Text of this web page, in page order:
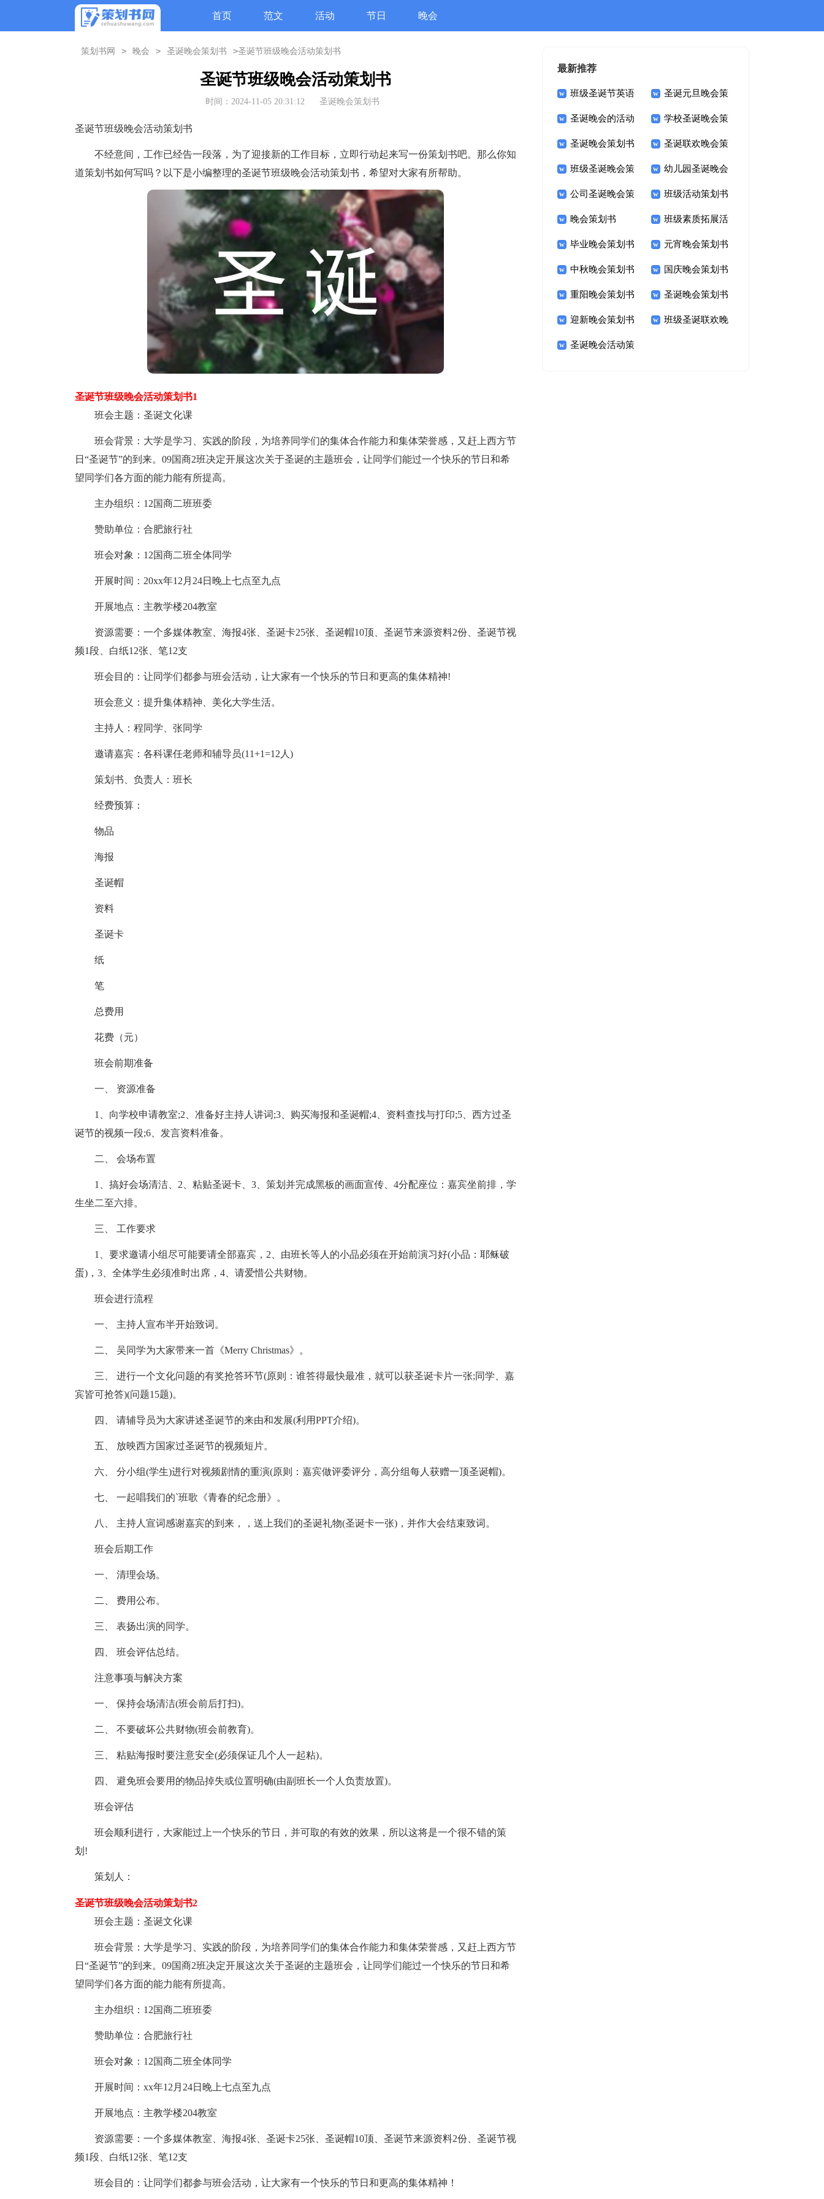
首页 范文 活动 节日 晚会
策划书网 > 晚会 > 圣诞晚会策划书 >圣诞节班级晚会活动策划书
圣诞节班级晚会活动策划书
时间：2024-11-05 20:31:12 圣诞晚会策划书
圣诞节班级晚会活动策划书
不经意间，工作已经告一段落，为了迎接新的工作目标，立即行动起来写一份策划书吧。那么你知
道策划书如何写吗？以下是小编整理的圣诞节班级晚会活动策划书，希望对大家有所帮助。
圣诞节班级晚会活动策划书1
班会主题：圣诞文化课
班会背景：大学是学习、实践的阶段，为培养同学们的集体合作能力和集体荣誉感，又赶上西方节
日“圣诞节”的到来。09国商2班决定开展这次关于圣诞的主题班会，让同学们能过一个快乐的节日和希
望同学们各方面的能力能有所提高。
主办组织：12国商二班班委
赞助单位：合肥旅行社
班会对象：12国商二班全体同学
开展时间：20xx年12月24日晚上七点至九点
开展地点：主教学楼204教室
资源需要：一个多媒体教室、海报4张、圣诞卡25张、圣诞帽10顶、圣诞节来源资料2份、圣诞节视
频1段、白纸12张、笔12支
班会目的：让同学们都参与班会活动，让大家有一个快乐的节日和更高的集体精神!
班会意义：提升集体精神、美化大学生活。
主持人：程同学、张同学
邀请嘉宾：各科课任老师和辅导员(11+1=12人)
策划书、负责人：班长
经费预算：
物品
海报
圣诞帽
资料
圣诞卡
纸
笔
总费用
花费（元）
班会前期准备
一、 资源准备
1、向学校申请教室;2、准备好主持人讲词;3、购买海报和圣诞帽;4、资料查找与打印;5、西方过圣
诞节的视频一段;6、发言资料准备。
二、 会场布置
1、搞好会场清洁、2、粘贴圣诞卡、3、策划并完成黑板的画面宣传、4分配座位：嘉宾坐前排，学
生坐二至六排。
三、 工作要求
1、要求邀请小组尽可能要请全部嘉宾，2、由班长等人的小品必须在开始前演习好(小品：耶稣破
蛋)，3、全体学生必须准时出席，4、请爱惜公共财物。
班会进行流程
一、 主持人宣布半开始致词。
二、 吴同学为大家带来一首《Merry Christmas》。
三、 进行一个文化问题的有奖抢答环节(原则：谁答得最快最准，就可以获圣诞卡片一张;同学、嘉
宾皆可抢答)(问题15题)。
四、 请辅导员为大家讲述圣诞节的来由和发展(利用PPT介绍)。
五、 放映西方国家过圣诞节的视频短片。
六、 分小组(学生)进行对视频剧情的重演(原则：嘉宾做评委评分，高分组每人获赠一顶圣诞帽)。
七、 一起唱我们的`班歌《青春的纪念册》。
八、 主持人宣词感谢嘉宾的到来，，送上我们的圣诞礼物(圣诞卡一张)，并作大会结束致词。
班会后期工作
一、 清理会场。
二、 费用公布。
三、 表扬出演的同学。
四、 班会评估总结。
注意事项与解决方案
一、 保持会场清洁(班会前后打扫)。
二、 不要破坏公共财物(班会前教育)。
三、 粘贴海报时要注意安全(必须保证几个人一起粘)。
四、 避免班会要用的物品掉失或位置明确(由副班长一个人负责放置)。
班会评估
班会顺利进行，大家能过上一个快乐的节日，并可取的有效的效果，所以这将是一个很不错的策
划!
策划人：
圣诞节班级晚会活动策划书2
班会主题：圣诞文化课
班会背景：大学是学习、实践的阶段，为培养同学们的集体合作能力和集体荣誉感，又赶上西方节
日“圣诞节”的到来。09国商2班决定开展这次关于圣诞的主题班会，让同学们能过一个快乐的节日和希
望同学们各方面的能力能有所提高。
主办组织：12国商二班班委
赞助单位：合肥旅行社
班会对象：12国商二班全体同学
开展时间：xx年12月24日晚上七点至九点
开展地点：主教学楼204教室
资源需要：一个多媒体教室、海报4张、圣诞卡25张、圣诞帽10顶、圣诞节来源资料2份、圣诞节视
频1段、白纸12张、笔12支
班会目的：让同学们都参与班会活动，让大家有一个快乐的节日和更高的集体精神！
最新推荐
班级圣诞节英语
晚会活动策划方案
圣诞元旦晚会策
划书
圣诞晚会的活动
方案、圣诞节活动策
划方案
学校圣诞晚会策
划书
圣诞晚会策划书 圣诞联欢晚会策
划书
班级圣诞晚会策
划书
幼儿园圣诞晚会
策划书
公司圣诞晚会策
划书
班级活动策划书
晚会策划书 班级素质拓展活
动策划书
毕业晚会策划书 元宵晚会策划书
中秋晚会策划书 国庆晚会策划书
重阳晚会策划书 圣诞晚会策划书
迎新晚会策划书 班级圣诞联欢晚
圣诞晚会活动策